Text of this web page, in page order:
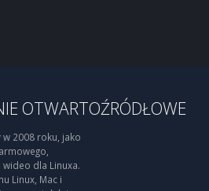
OTWARTOŹRÓDŁOWE
2008 roku, jako
dla Linuxa.
Linux, Mac i